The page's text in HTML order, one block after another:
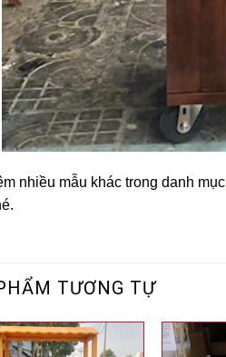
nhiều mẫu khác trong danh mục
TƯƠNG TỰ